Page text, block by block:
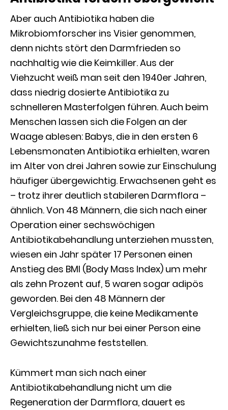
Aber auch Antibiotika haben die
Mikrobiomforscher ins Visier genommen,
denn nichts stört den Darmfrieden so
nachhaltig wie die Keimkiller. Aus der
Viehzucht weiß man seit den 1940er Jahren,
dass niedrig dosierte Antibiotika zu
schnelleren Masterfolgen führen. Auch beim
Menschen lassen sich die Folgen an der
Waage ablesen: Babys, die in den ersten 6
Lebensmonaten Antibiotika erhielten, waren
im Alter von drei Jahren sowie zur Einschulung
häufiger übergewichtig. Erwachsenen geht es
– trotz ihrer deutlich stabileren Darmflora –
ähnlich. Von 48 Männern, die sich nach einer
Operation einer sechswöchigen
Antibiotikabehandlung unterziehen mussten,
wiesen ein Jahr später 17 Personen einen
Anstieg des BMI (Body Mass Index) um mehr
als zehn Prozent auf, 5 waren sogar adipös
geworden. Bei den 48 Männern der
Vergleichsgruppe, die keine Medikamente
erhielten, ließ sich nur bei einer Person eine
Gewichtszunahme feststellen.
Kümmert man sich nach einer
Antibiotikabehandlung nicht um die
Regeneration der Darmflora, dauert es